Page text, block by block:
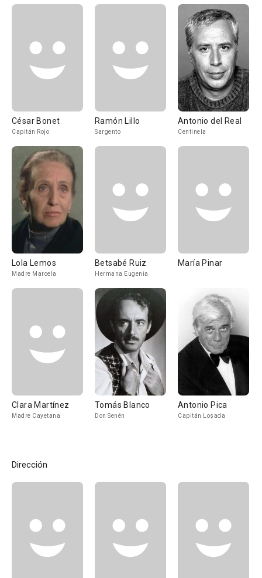
César Bonet
Capitán Rojo
Ramón Lillo
Sargento
Antonio del Real
Centinela
Lola Lemos
Madre Marcela
Betsabé Ruiz
Hermana Eugenia
María Pinar
Clara Martínez
Madre Cayetana
Tomás Blanco
Don Senén
Antonio Pica
Capitán Losada
Dirección